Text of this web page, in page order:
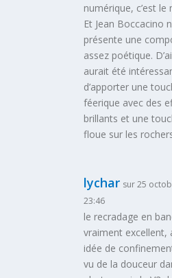
numérique, c’est le
Et Jean Boccacino
présente une
assez poétique.
aurait été
d’apporter une
féerique avec des
brillants et une
floue sur les
lychar sur 25
23:46
le recradage en
vraiment excellent,
idée de
vu de la douceur